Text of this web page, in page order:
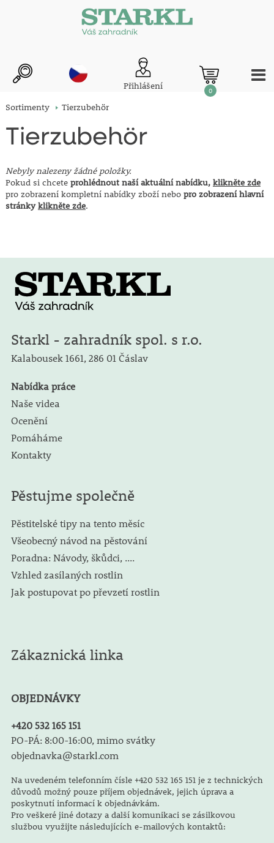
Přihlášení 0
Sortimenty Tierzubehör
Tierzubehör
Nebyly nalezeny žádné položky.
Pokud si chcete prohlédnout naší aktuální nabídku, klikněte zde
pro zobrazení kompletní nabídky zboží nebo pro zobrazení hlavní
stránkyklikněte zde.
Starkl - zahradník spol. s r.o.
Kalabousek 1661, 286 01 Čáslav
Nabídka práce
Naše videa
Ocenění
Pomáháme
Kontakty
Pěstujme společně
Pěstitelské tipy na tento měsíc
Všeobecný návod na pěstování
Poradna: Návody, škůdci, ....
Vzhled zasílaných rostlin
Jak postupovat po převzetí rostlin
Zákaznická linka
OBJEDNÁVKY
+420 532 165 151
PO-PÁ: 8:00-16:00, mimo svátky
objednavka@starkl.com
Na uvedeném telefonním čísle +420 532 165 151 je z technických
důvodů možný pouze příjem objednávek, jejich úprava a
poskytnutí informací k objednávkám.
Pro veškeré jiné dotazy a další komunikaci se zásilkovou
službou využijte následujících e-mailových kontaktů: